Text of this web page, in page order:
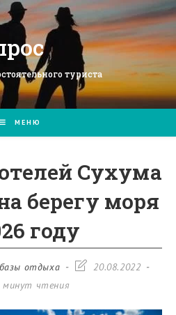
туриста
МЕНЮ
Сухума
берегу моря
году
отдыха
Запись20.08.2022
минут чтения